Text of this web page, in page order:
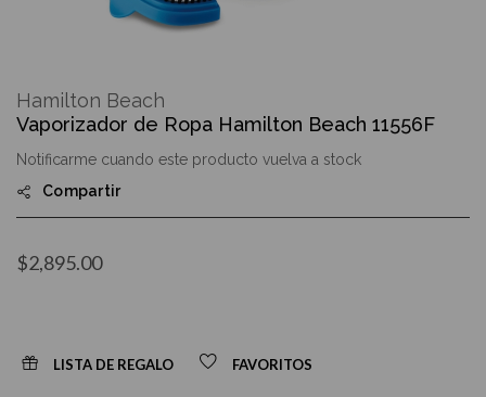
the
beginning
the
images
Vaporizador de Ropa Hamilton Beach 11556F
Compartir
$2,895.00
Notificarme cuando este producto vuelva a stock
LISTA DE REGALO FAVORITOS
Hamilton Beach